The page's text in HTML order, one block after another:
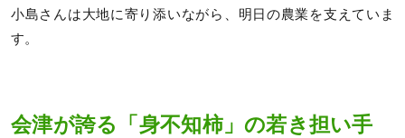
小島さんは大地に寄り添いながら、明日の農業を支えていま
す。
会津が誇る「身不知柿」の若き担い手